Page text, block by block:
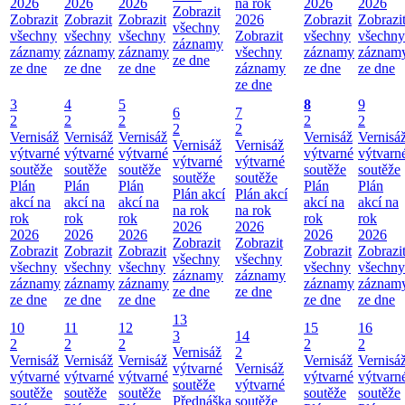
2026
Zobrazit
všechny
záznamy
ze dne
2026
Zobrazit
všechny
záznamy
ze dne
2026
Zobrazit
všechny
záznamy
ze dne
Zobrazit
všechny
záznamy
ze dne
na rok
2026
Zobrazit
všechny
záznamy
ze dne
2026
Zobrazit
všechny
záznamy
ze dne
2026
Zobrazit
všechny
ze dne
3
2
Vernisáž
výtvarné
soutěže
Plán
akcí na
rok
2026
Zobrazit
všechny
záznamy
ze dne
4
2
Vernisáž
výtvarné
soutěže
Plán
akcí na
rok
2026
Zobrazit
všechny
záznamy
ze dne
5
2
Vernisáž
výtvarné
soutěže
Plán
akcí na
rok
2026
Zobrazit
všechny
záznamy
ze dne
6
2
Vernisáž
výtvarné
soutěže
Plán akcí
na rok
2026
Zobrazit
všechny
záznamy
ze dne
7
2
Vernisáž
výtvarné
soutěže
Plán akcí
na rok
2026
Zobrazit
všechny
záznamy
ze dne
8
2
Vernisáž
výtvarné
soutěže
Plán
akcí na
rok
2026
Zobrazit
všechny
záznamy
ze dne
9
2
soutěže
Plán
akcí na
rok
2026
Zobrazit
všechny
ze dne
10
2
Vernisáž
výtvarné
soutěže
11
2
Vernisáž
výtvarné
soutěže
12
2
Vernisáž
výtvarné
soutěže
13
3
Vernisáž
výtvarné
soutěže
Přednáška
14
2
Vernisáž
výtvarné
soutěže
15
2
Vernisáž
výtvarné
soutěže
16
2
soutěže